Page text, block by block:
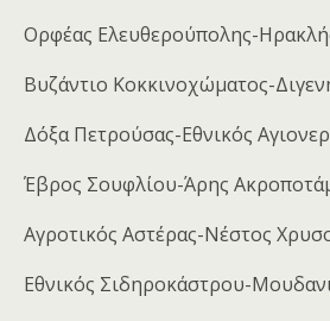
Ορφέας Ελευθερούπολης-
Βυζάντιο Κοκκινοχώματος-
Δόξα Πετρούσας-Εθνικός
Έβρος Σουφλίου-Άρης
Αγροτικός Αστέρας-Νέστος
Εθνικός Σιδηροκάστρου-